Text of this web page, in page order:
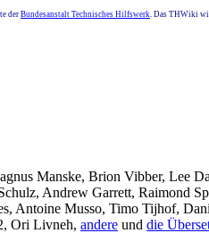
der Bundesanstalt Technisches Hilfswerk. Das THWiki
Manske, Brion Vibber, Lee
Andrew Garrett, Raimond
Antoine Musso, Timo Tijhof,
Ori Livneh, andere und die